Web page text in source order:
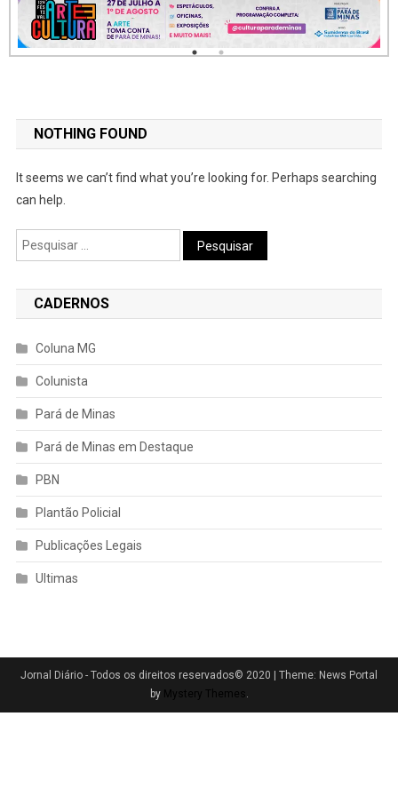
NOTHING FOUND
It seems we can’t find what you’re looking for. Perhaps searching
can help.
Pesquisar
por:
CADERNOS
Coluna MG
Colunista
Pará de Minas
Pará de Minas em Destaque
PBN
Plantão Policial
Publicações Legais
Ultimas
Jornal Diário - Todos os direitos reservados© 2020
Theme: News Portal
by Mystery Themes .